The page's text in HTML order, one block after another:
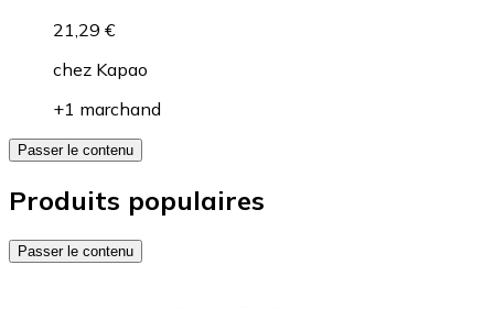
21,29 €
chez Kapao
+1 marchand
Passer le contenu
Produits populaires
Passer le contenu